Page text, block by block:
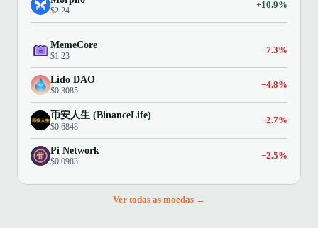
$2.24
+10.9%
MemeCore
$1.23
−7.3%
Lido DAO
$0.3085
−4.8%
币安人生 (BinanceLife)
$0.6848
−2.7%
Pi Network
$0.0983
−2.5%
Ver todas as moedas →